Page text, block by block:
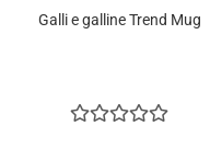
Galli e galline Trend Mug